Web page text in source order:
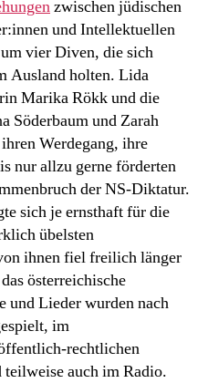
zwischen jüdischen
und Intellektuellen
vier Diven, die sich
Ausland holten. Lida
Marika Rökk und die
Söderbaum und Zarah
Werdegang, ihre
nur allzu gerne förderten
der NS-Diktatur.
sich je ernsthaft für die
übelsten
ihnen fiel freilich länger
österreichische
und Lieder wurden nach
im
rechtlichen
teilweise auch im Radio.